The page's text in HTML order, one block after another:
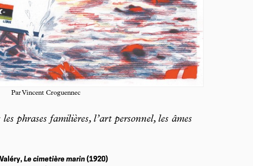
Par Vincent Croguennec
phrases familières, l’art personnel, les âmes
Le cimetière marin (1920)